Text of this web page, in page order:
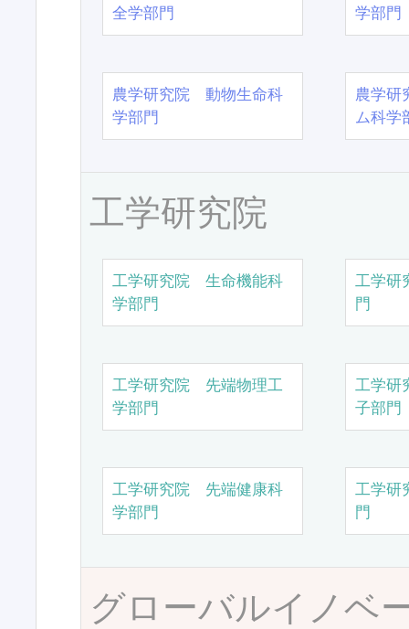
全学部門
学部門
農学研究院 動物生命科
学部門
農学
ム科学
工学研究院
工学研究院 生命機能科
学部門
工学研
門
工学研究院 先端物理工
学部門
工学研
子部門
工学研究院 先端健康科
学部門
工学研
門
グローバルイノベ